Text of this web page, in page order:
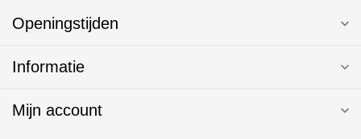
Openingstijden
Informatie
Mijn account